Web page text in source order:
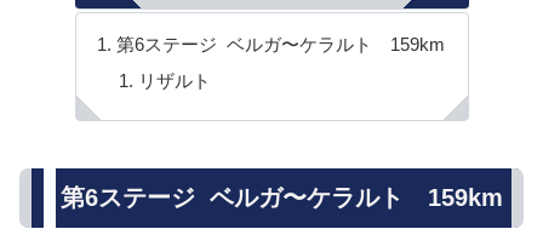
第6ステージ ベルガ〜ケラルト 159km
リザルト
第6ステージ ベルガ〜ケラルト 159km